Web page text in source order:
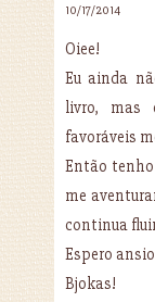
10/17/2014
Oiee!
Eu ainda
livro, mas
favoráveis
Então
me
continua
Espero
Bjokas!